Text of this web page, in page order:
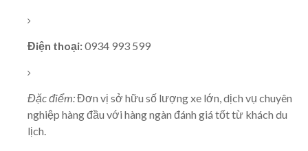
Điện thoại:0934 993 599
Đặc điểm:Đơn vị sở hữu số lượng xe lớn, dịch vụ chuyên
nghiệp hàng đầu với hàng ngàn đánh giá tốt từ khách du
lịch.